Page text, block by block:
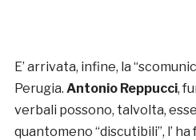
E’ arrivata, infine, la
Perugia. Antonio Reppucci,
verbali possono, talvolta,
quantomeno “discutibili”, l’